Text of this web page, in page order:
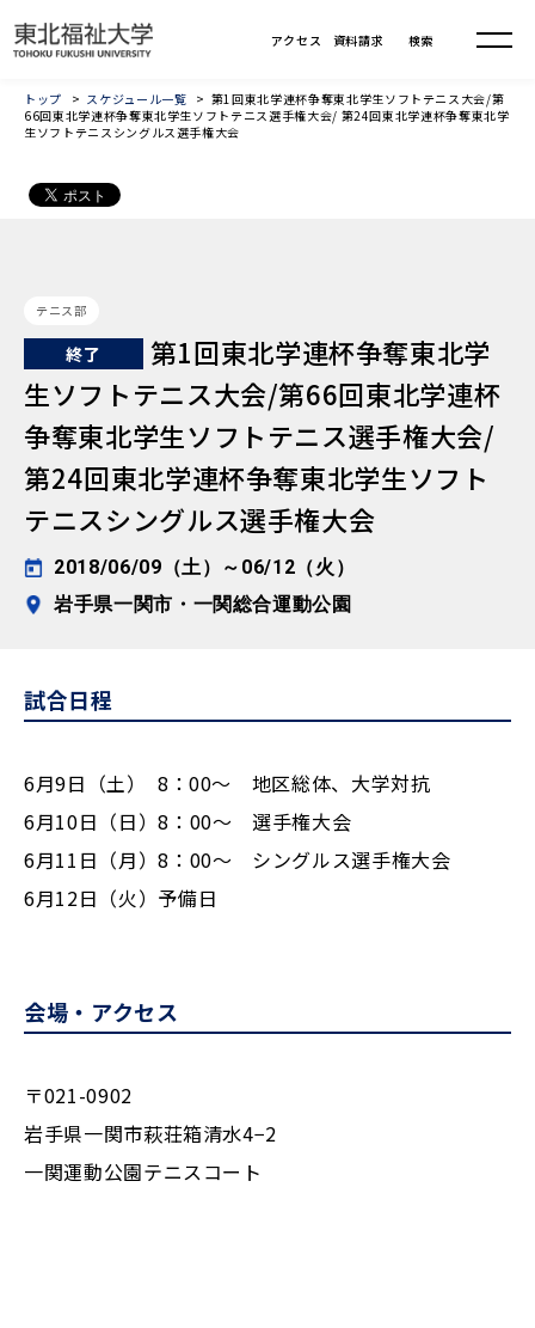
トップ スケジュール一覧
第1回東北学連杯争奪東北学生ソフトテニス大会/第
66回東北学連杯争奪東北学生ソフトテニス選手権大会/ 第24回東北学連杯争奪東北学
生ソフトテニスシングルス選手権大会
テニス部
終了
第1回東北学連杯争奪東北学
生ソフトテニス大会/第66回東北学連杯
争奪東北学生ソフトテニス選手権大会/
第24回東北学連杯争奪東北学生ソフト
テニスシングルス選手権大会
2018/06/09（土）～06/12（火）
岩手県一関市・一関総合運動公園
試合日程
6月9日（土） 8：00～ 地区総体、大学対抗
6月10日（日）8：00～ 選手権大会
6月11日（月）8：00～ シングルス選手権大会
6月12日（火）予備日
会場・アクセス
〒021-0902
岩手県一関市萩荘箱清水4−2
一関運動公園テニスコート